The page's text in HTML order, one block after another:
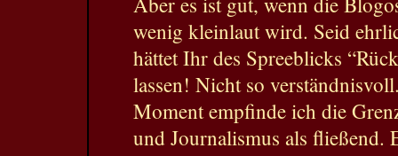
wenig kleinlaut wird. Seid
hättet Ihr des Spreeblicks
lassen! Nicht so
Moment empfinde ich die
und Journalismus als fließend.